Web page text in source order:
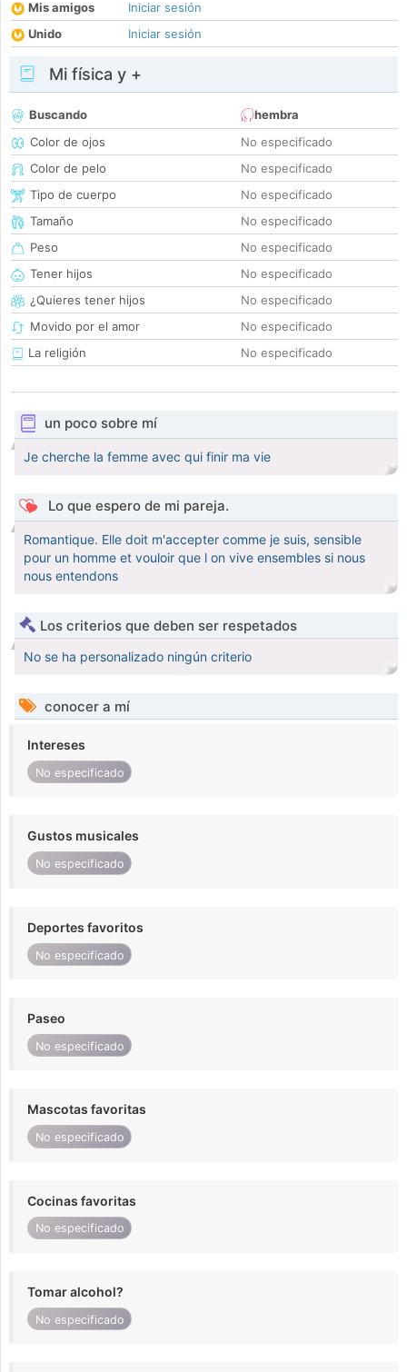
Mis amigos
Iniciar sesión
Unido
Iniciar sesión
Mi física y +
Buscando
hembra
Color de ojos
No especificado
Color de pelo
No especificado
Tipo de cuerpo
No especificado
Tamaño
No especificado
Peso
No especificado
Tener hijos
No especificado
¿Quieres tener hijos
No especificado
Movido por el amor
No especificado
La religión
No especificado
un poco sobre mí
Je cherche la femme avec qui finir ma vie
Lo que espero de mi pareja.
Romantique. Elle doit m'accepter comme je suis, sensible
pour un homme et vouloir que l on vive ensembles si nous
nous entendons
Los criterios que deben ser respetados
No se ha personalizado ningún criterio
conocer a mí
Intereses
No especificado
Gustos musicales
No especificado
Deportes favoritos
No especificado
Paseo
No especificado
Mascotas favoritas
No especificado
Cocinas favoritas
No especificado
Tomar alcohol?
No especificado